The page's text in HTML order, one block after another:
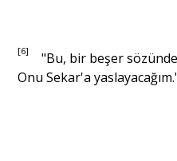
[6]
"Bu, bir beşer
Onu Sekar'a